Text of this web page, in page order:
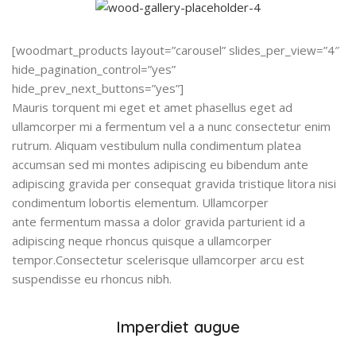
[woodmart_products layout=”carousel” slides_per_view=”4″
hide_pagination_control=”yes”
hide_prev_next_buttons=”yes”]
Mauris torquent mi eget et amet phasellus eget ad
ullamcorper mi a fermentum vel a a nunc consectetur enim
rutrum. Aliquam vestibulum nulla condimentum platea
accumsan sed mi montes adipiscing eu bibendum ante
adipiscing gravida per consequat gravida tristique litora nisi
condimentum lobortis elementum. Ullamcorper
ante fermentum massa a dolor gravida parturient id a
adipiscing neque rhoncus quisque a ullamcorper
tempor.Consectetur scelerisque ullamcorper arcu est
suspendisse eu rhoncus nibh.
Imperdiet augue